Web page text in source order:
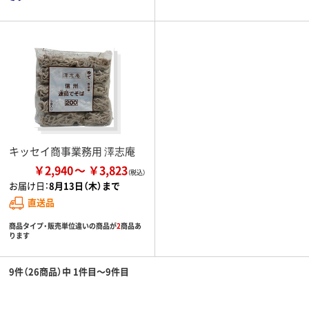
キッセイ商事業務用 澤志庵
￥2,940 ￥3,823
お届け日：8月13日（木）まで
直送品
商品タイプ・販売単位違いの商品が2商品あ
ります
9件（26商品）中 1件目～9件目